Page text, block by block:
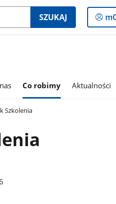
SZUKAJ
do
Co robimy Aktualności
Szkolenia